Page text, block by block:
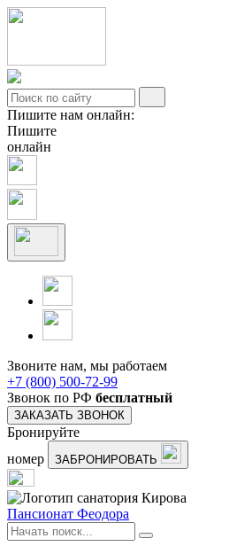
Пишите нам онлайн:
Пишите
онлайн
Звоните нам, мы работаем
+7 (800) 500-72-99
Звонок по РФ бесплатный
ЗАКАЗАТЬ ЗВОНОК
Бронируйте
номер
ЗАБРОНИРОВАТЬ
Пансионат Феодора